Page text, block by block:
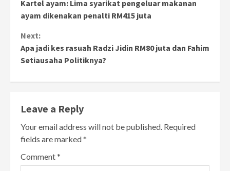
Reading
Kartel ayam: Lima syarikat pengeluar makanan
ayam dikenakan penalti RM415 juta
Next:
Apa jadi kes rasuah Radzi Jidin RM80 juta dan Fahim
Setiausaha Politiknya?
Leave a Reply
Your email address will not be published. Required
fields are marked*
Comment*